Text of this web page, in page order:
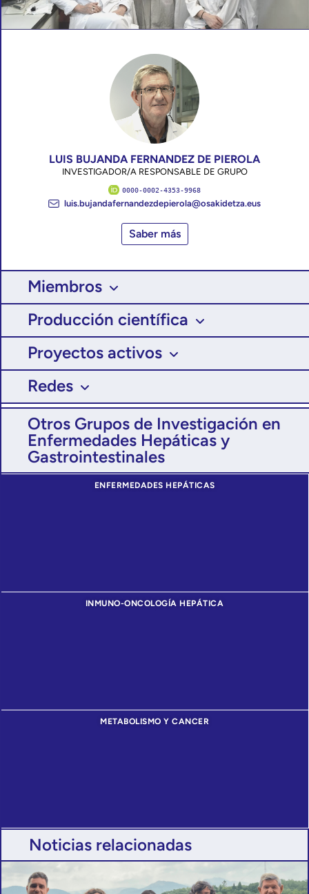
LUIS BUJANDA FERNANDEZ DE PIEROLA
INVESTIGADOR/A RESPONSABLE DE GRUPO
0000-0002-4353-9968
luis.bujandafernandezdepierola@osakidetza.eus
Saber más
Miembros
Producción científica
Proyectos activos
Redes
Otros Grupos de Investigación en
Enfermedades Hepáticas y
Gastrointestinales
ENFERMEDADES HEPÁTICAS
INMUNO-ONCOLOGÍA HEPÁTICA
METABOLISMO Y CANCER
Noticias relacionadas